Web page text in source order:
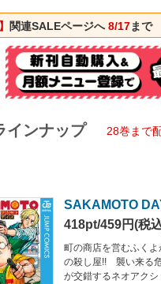
関連SALEページへ8/17まで
インナップ 28巻まで
SAKAMOTO
418pt/459円(税
町の商店を営むふく
の殺し屋!! 襲い来る
が交錯するネオアク